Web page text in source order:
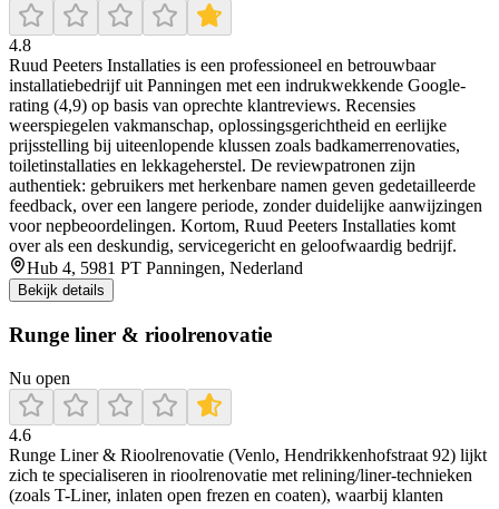
4.8
Ruud Peeters Installaties is een professioneel en betrouwbaar
installatiebedrijf uit Panningen met een indrukwekkende Google-
rating (4,9) op basis van oprechte klantreviews. Recensies
weerspiegelen vakmanschap, oplossingsgerichtheid en eerlijke
prijsstelling bij uiteenlopende klussen zoals badkamerrenovaties,
toiletinstallaties en lekkageherstel. De reviewpatronen zijn
authentiek: gebruikers met herkenbare namen geven gedetailleerde
feedback, over een langere periode, zonder duidelijke aanwijzingen
voor nepbeoordelingen. Kortom, Ruud Peeters Installaties komt
over als een deskundig, servicegericht en geloofwaardig bedrijf.
Hub 4, 5981 PT Panningen, Nederland
Bekijk details
Runge liner & rioolrenovatie
Nu open
4.6
Runge Liner & Rioolrenovatie (Venlo, Hendrikkenhofstraat 92) lijkt
zich te specialiseren in rioolrenovatie met relining/liner-technieken
(zoals T-Liner, inlaten open frezen en coaten), waarbij klanten